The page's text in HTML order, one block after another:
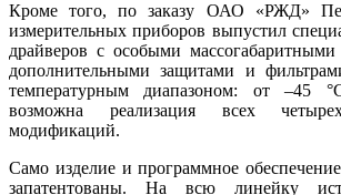
Кроме того, по заказу ОАО «РЖД»
измерительных приборов выпустил
драйверов с особыми массогабаритными
дополнительными защитами и
температурным диапазоном: от –45
возможна реализация всех
модификаций.
Само изделие и программное
запатентованы. На всю линейку